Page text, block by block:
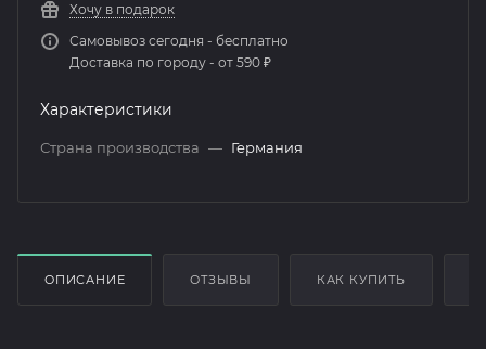
Хочу в подарок
Самовывоз сегодня - бесплатно
Доставка по городу - от 590 ₽
Характеристики
Страна производства — Германия
ОПИСАНИЕ ОТЗЫВЫ КАК КУПИТЬ